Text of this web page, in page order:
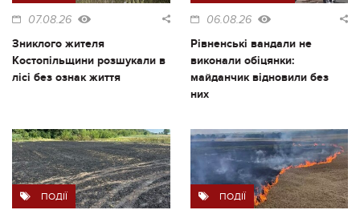
07.08.26
Зниклого жителя
Костопільщини розшукали в
лісі без ознак життя
06.08.26
Рівненські вандали не
виконали обіцянки:
майданчик відновили без
них
ПОДІЇ ПОДІЇ